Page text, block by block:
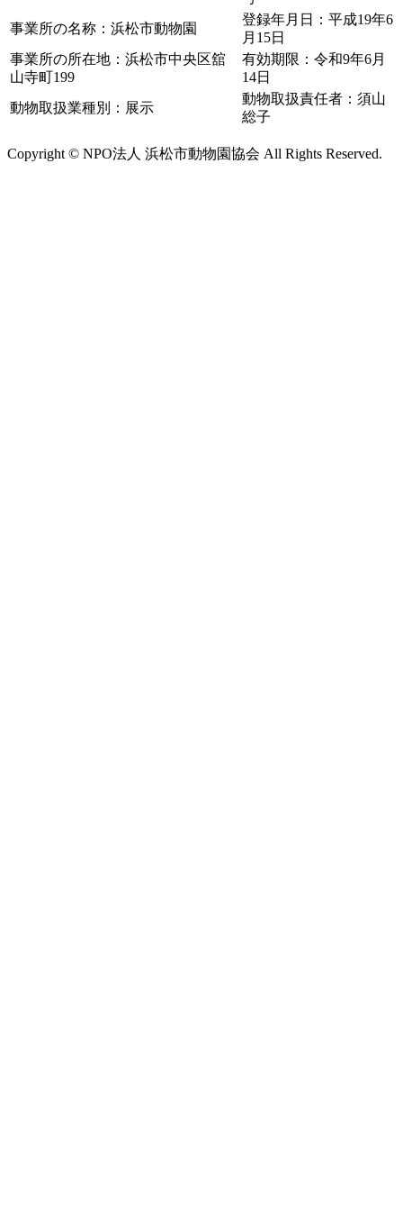
事業所の名称：浜松市動物園
登録年月日：平成19年6
月15日
事業所の所在地：浜松市中央区舘
山寺町199
有効期限：令和9年6月
14日
動物取扱業種別：展示
動物取扱責任者：須山
総子
Copyright © NPO法人 浜松市動物園協会 All Rights Reserved.